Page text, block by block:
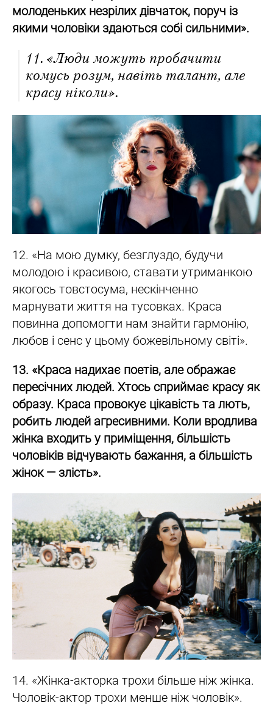
молоденьких незрілих дівчаток, поруч із
якими чоловіки здаються собі сильними».
11. «Люди можуть пробачити
комусь розум, навіть талант, але
красу ніколи».
12. «На мою думку, безглуздо, будучи
молодою і красивою, ставати утриманкою
якогось товстосума, нескінченно
марнувати життя на тусовках. Краса
повинна допомогти нам знайти гармонію,
любов і сенс у цьому божевільному світі».
13. «Краса надихає поетів, але ображає
пересічних людей. Хтось сприймає красу як
образу. Краса провокує цікавість та лють,
робить людей агресивними. Коли вродлива
жінка входить у приміщення, більшість
чоловіків відчувають бажання, а більшість
жінок — злість».
14. «Жінка-акторка трохи більше ніж жінка.
Чоловік-актор трохи менше ніж чоловік».